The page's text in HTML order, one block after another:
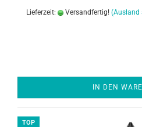
Lieferzeit: Versandfertig! (Ausland
IN DEN
TOP